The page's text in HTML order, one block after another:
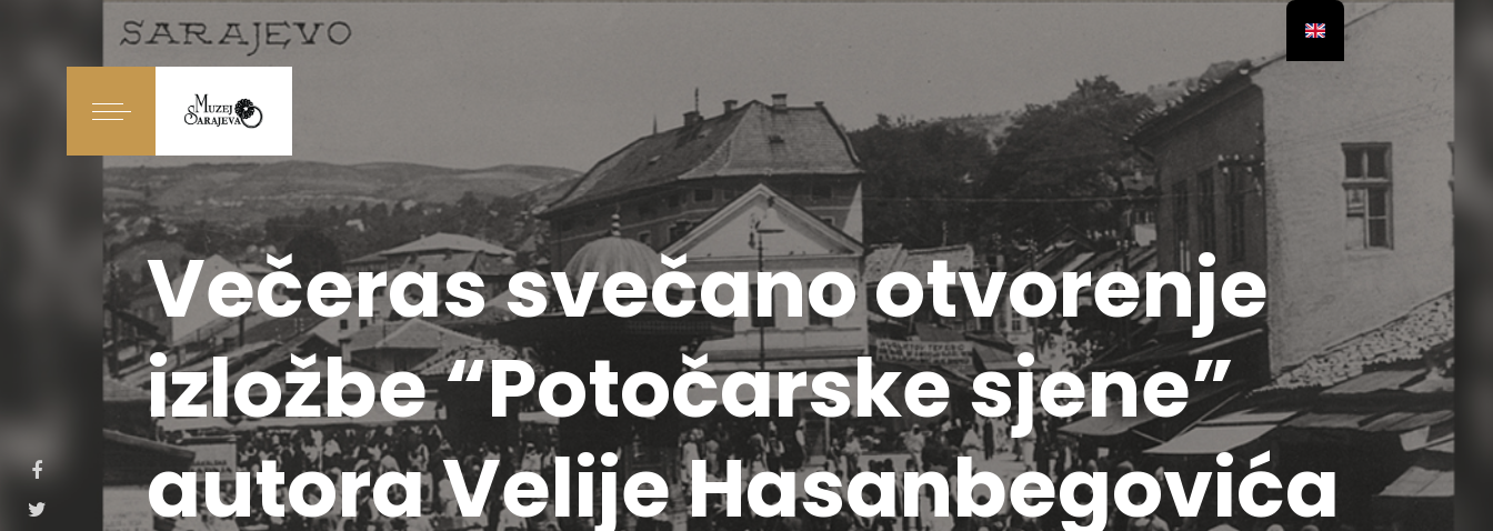
Večeras svečano otvorenje
izložbe “Potočarske sjene”
autora Velije Hasanbegovića